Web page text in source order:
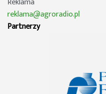
reklama@agroradio.pl
Partnerzy